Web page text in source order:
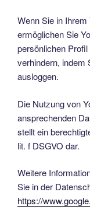
Wenn Sie in
ermöglichen Sie
persönlichen
verhindern, indem
ausloggen.
Die Nutzung von
ansprechenden
stellt ein
lit. f DSGVO dar.
Weitere
Sie in der
https://